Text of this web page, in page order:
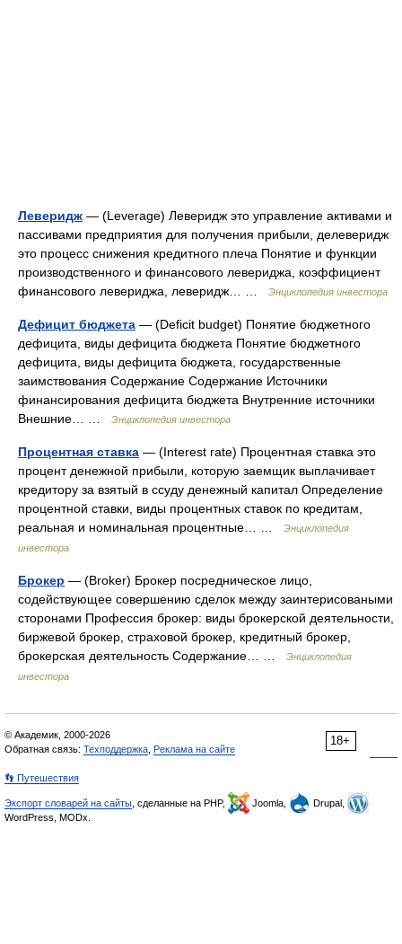
Леверидж — (Leverage) Леверидж это управление активами и
пассивами предприятия для получения прибыли, делеверидж
это процесс снижения кредитного плеча Понятие и функции
производственного и финансового левериджа, коэффициент
финансового левериджа, леверидж… …
Энциклопедия инвестора
Дефицит бюджета — (Deficit budget) Понятие бюджетного
дефицита, виды дефицита бюджета Понятие бюджетного
дефицита, виды дефицита бюджета, государственные
заимствования Содержание Содержание Источники
финансирования дефицита бюджета Внутренние источники
Внешние… …
Энциклопедия инвестора
Процентная ставка — (Interest rate) Процентная ставка это
процент денежной прибыли, которую заемщик выплачивает
кредитору за взятый в ссуду денежный капитал Определение
процентной ставки, виды процентных ставок по кредитам,
реальная и номинальная процентные… …
Энциклопедия
инвестора
Брокер — (Broker) Брокер посредническое лицо,
содействующее совершению сделок между заинтерисоваными
сторонами Профессия брокер: виды брокерской деятельности,
биржевой брокер, страховой брокер, кредитный брокер,
брокерская деятельность Содержание… …
Энциклопедия
инвестора
18+
© Академик, 2000-2026
Обратная связь: Техподдержка Реклама на сайте
👣 Путешествия
Экспорт словарей на сайты , сделанные на PHP, Joomla,
Drupal,
WordPress, MODx.